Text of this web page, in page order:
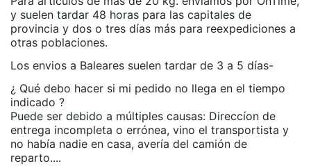
y suelen tardar 48 horas para las capitales de
provincia y dos o tres días más para reexpediciones a
otras poblaciones.
Los envios a Baleares suelen tardar de 3 a 5 días-
¿ Qué debo hacer si mi pedido no llega en el tiempo
indicado ?
Puede ser debido a múltiples causas: Direccíon de
entrega incompleta o errónea, vino el transportista y
no había nadie en casa, avería del camión de
reparto....